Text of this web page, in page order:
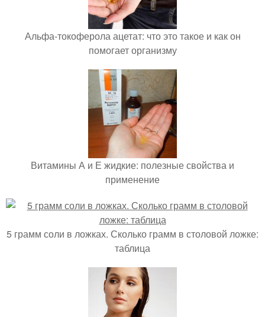
Альфа-токоферола ацетат: что это такое и как он
помогает организму
Витамины А и Е жидкие: полезные свойства и
применение
5 грамм соли в ложках. Сколько грамм в столовой ложке:
таблица